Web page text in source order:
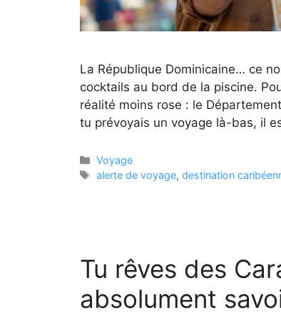
La République Dominicaine… ce
cocktails au bord de la piscine.
réalité moins rose : le
tu prévoyais un voyage là-bas, il
Catégories
Voyage
Étiquettes
alerte de voyage,destination
Tu rêves des
absolument